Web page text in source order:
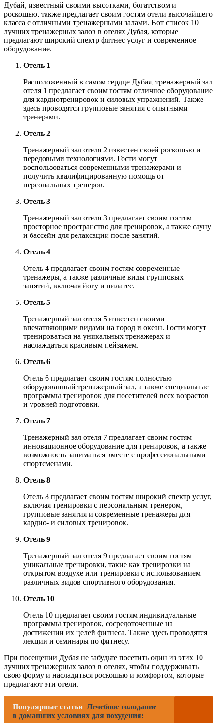
Дубай, известный своими высотками, богатством и
роскошью, также предлагает своим гостям отели высочайшего
класса с отличными тренажерными залами. Вот список 10
лучших тренажерных залов в отелях Дубая, которые
предлагают широкий спектр фитнес услуг и современное
оборудование.
Отель 1
Расположенный в самом сердце Дубая, тренажерный зал
отеля 1 предлагает своим гостям отличное оборудование
для кардиотренировок и силовых упражнений. Также
здесь проводятся групповые занятия с опытными
тренерами.
Отель 2
Тренажерный зал отеля 2 известен своей роскошью и
передовыми технологиями. Гости могут
воспользоваться современными тренажерами и
получить квалифицированную помощь от
персональных тренеров.
Отель 3
Тренажерный зал отеля 3 предлагает своим гостям
просторное пространство для тренировок, а также сауну
и бассейн для релаксации после занятий.
Отель 4
Отель 4 предлагает своим гостям современные
тренажеры, а также различные виды групповых
занятий, включая йогу и пилатес.
Отель 5
Тренажерный зал отеля 5 известен своими
впечатляющими видами на город и океан. Гости могут
тренироваться на уникальных тренажерах и
наслаждаться красивым пейзажем.
Отель 6
Отель 6 предлагает своим гостям полностью
оборудованный тренажерный зал, а также специальные
программы тренировок для посетителей всех возрастов
и уровней подготовки.
Отель 7
Тренажерный зал отеля 7 предлагает своим гостям
инновационное оборудование для тренировок, а также
возможность заниматься вместе с профессиональными
спортсменами.
Отель 8
Отель 8 предлагает своим гостям широкий спектр услуг,
включая тренировки с персональным тренером,
групповые занятия и современные тренажеры для
кардио- и силовых тренировок.
Отель 9
Тренажерный зал отеля 9 предлагает своим гостям
уникальные тренировки, такие как тренировки на
открытом воздухе или тренировки с использованием
различных видов спортивного оборудования.
Отель 10
Отель 10 предлагает своим гостям индивидуальные
программы тренировок, сосредоточенные на
достижении их целей фитнеса. Также здесь проводятся
лекции и семинары по фитнесу.
При посещении Дубая не забудьте посетить один из этих 10
лучших тренажерных залов в отелях, чтобы поддерживать
свою форму и насладиться роскошью и комфортом, которые
предлагают эти отели.
Популярные статьи Лечебное голодание
в домашних условиях для похудения: